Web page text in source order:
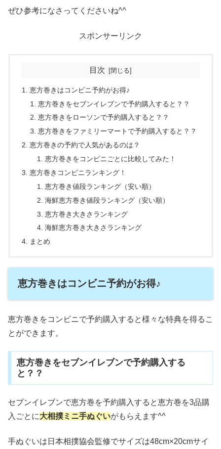
ぜひ参考になさってくださいね^^
スポンサーリンク
目次
恵方巻きはコンビニ予約がお得♪
恵方巻きをセブンイレブンで予約購入すると？？
恵方巻きをローソンで予約購入すると？？
恵方巻きをファミリーマートで予約購入すると？？
恵方巻きの予約で人気があるのは？
恵方巻きをコンビニごとに比較してみた！
恵方巻きコンビニランキング！
恵方巻き値段ランキング（安い順）
海鮮恵方巻き値段ランキング（安い順）
恵方巻き大きさランキング
海鮮恵方巻き大きさランキング
まとめ
恵方巻きはコンビニ予約がお得♪
恵方巻きをコンビニで予約購入すると様々な特典を得るこ
とができます。
恵方巻きをセブンイレブンで予約購入する
と？？
セブンイレブンで恵方巻を予約購入すると恵方巻を3品購
入ごとに大相撲ミニ手ぬぐいがもらえます^^
手ぬぐいは日本相撲協会監修でサイズは48cm×20cmサイ